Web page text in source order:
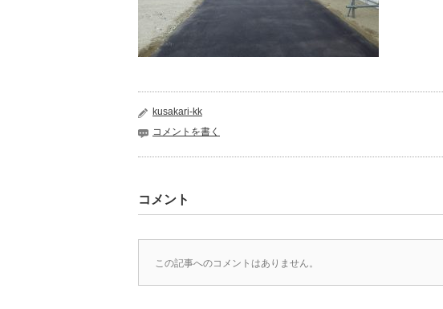
kusakari-kk
コメントを書く
コメント
この記事へのコメントはありません。